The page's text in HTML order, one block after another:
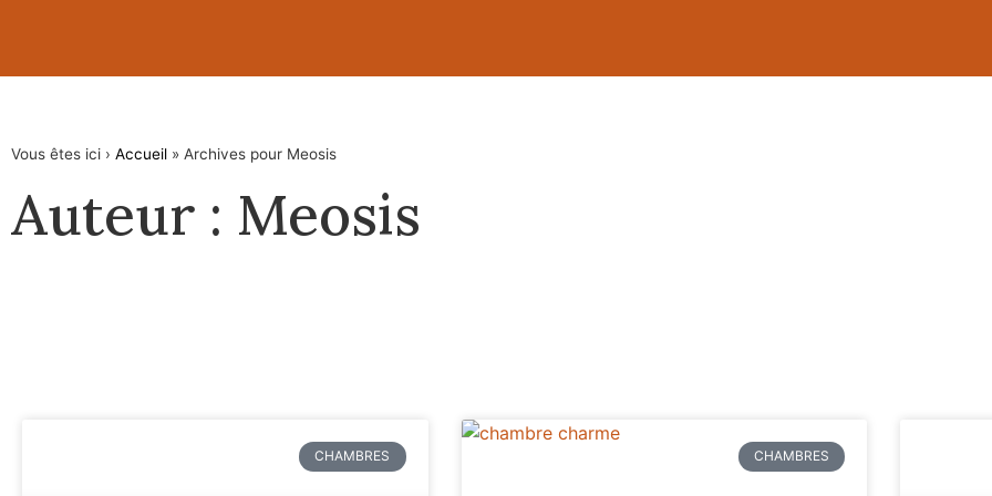
Vous êtes ici › Accueil » Archives pour Meosis
Auteur : Meosis
CHAMBRES CHAMBRES